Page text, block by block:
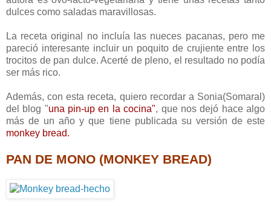
dulces como saladas maravillosas.
La receta original no incluía las nueces pacanas, pero me
pareció interesante incluir un poquito de crujiente entre los
trocitos de pan dulce. Acerté de pleno, el resultado no podía
ser más rico.
Además, con esta receta, quiero recordar a Sonia(Somaral)
del blog "una pin-up en la cocina", que nos dejó hace algo
más de un año y que tiene publicada su versión de este
monkey bread.
PAN DE MONO (MONKEY BREAD)